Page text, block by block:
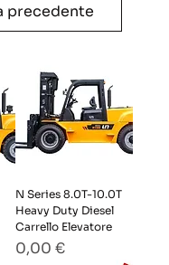
precedente
N Series 8.0T-10.0T
Heavy Duty Diesel
Carrello Elevatore
Prezzo
0,00 €